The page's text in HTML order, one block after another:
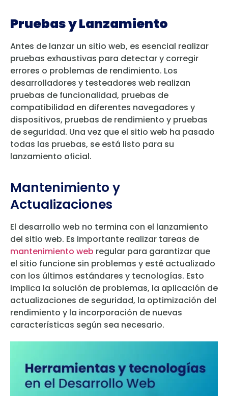
Pruebas y Lanzamiento
Antes de lanzar un sitio web, es esencial realizar
pruebas exhaustivas para detectar y corregir
errores o problemas de rendimiento. Los
desarrolladores y testeadores web realizan
pruebas de funcionalidad, pruebas de
compatibilidad en diferentes navegadores y
dispositivos, pruebas de rendimiento y pruebas
de seguridad. Una vez que el sitio web ha pasado
todas las pruebas, se está listo para su
lanzamiento oficial.
Mantenimiento y
Actualizaciones
El desarrollo web no termina con el lanzamiento
del sitio web. Es importante realizar tareas de
mantenimiento web regular para garantizar que
el sitio funcione sin problemas y esté actualizado
con los últimos estándares y tecnologías. Esto
implica la solución de problemas, la aplicación de
actualizaciones de seguridad, la optimización del
rendimiento y la incorporación de nuevas
características según sea necesario.